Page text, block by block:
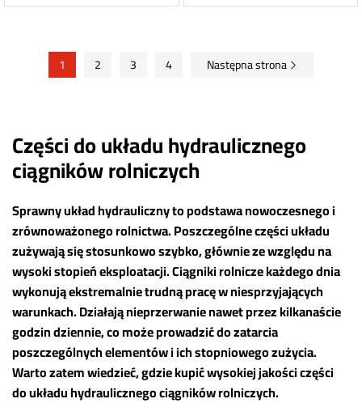
1 2 3 4 Następna strona
Części do układu hydraulicznego
ciągników rolniczych
Sprawny układ hydrauliczny to podstawa nowoczesnego i
zrównoważonego rolnictwa. Poszczególne części układu
zużywają się stosunkowo szybko, głównie ze względu na
wysoki stopień eksploatacji. Ciągniki rolnicze każdego dnia
wykonują ekstremalnie trudną pracę w niesprzyjających
warunkach. Działają nieprzerwanie nawet przez kilkanaście
godzin dziennie, co może prowadzić do zatarcia
poszczególnych elementów i ich stopniowego zużycia.
Warto zatem wiedzieć, gdzie kupić wysokiej jakości części
do układu hydraulicznego ciągników rolniczych.